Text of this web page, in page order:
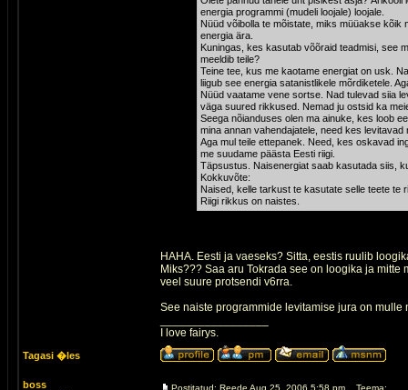
energia programmi (mudeli loojale) loojale.
Nüüd võibolla te mõistate, miks müüakse
energia ära.
Kuningas, kes kasutab võõraid teadmisi, see
meeldib teile?
Teine tee, kus me kaotame energiat on usk.
liigub see energia satanistlikele mõrdiketele.
Nüüd vaatame vene sortse. Nad tulevad siia
väga suured rikkused. Nemad ju ostsid ka
Seega nõianduses olen ma ainuke, kes loob
mina annan vahendajatele, need kes levitavad
Aga mul teile ettepanek. Need, kes oskavad
me suudame päästa Eesti riigi.
Täpsustus. Naisenergiat saab kasutada siis,
Kokkuvõte:
Naised, kelle tarkust te kasutate selle teete te
Riigi rikkus on naistes.
HAHA. Eesti ja vaeseks? Sitta, eestis ruulib
Miks??? Saa aru Tokrada see on loogika ja
veel suure protsendi v6rra.
See naiste programmide levitamise jura on
I love fairys.
Tagasi �les
boss Postitatud: Reede Aug 25, 2006 5:58 pm Teema: